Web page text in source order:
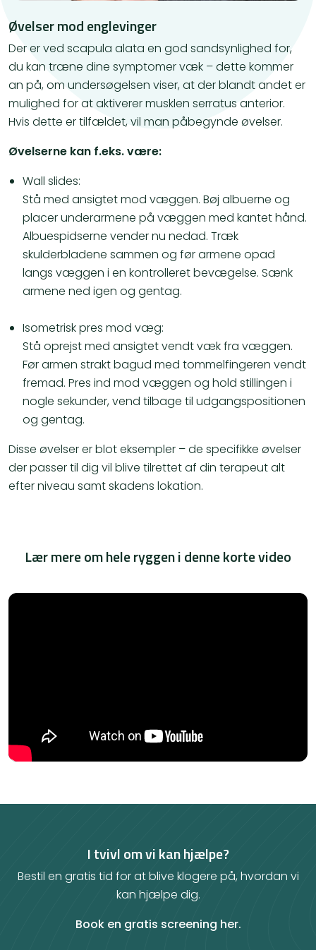
​Øvelser mod englevinger
Der er ved scapula alata en god sandsynlighed for,
du kan træne dine symptomer væk – dette kommer
an på, om undersøgelsen viser, at der blandt andet er
mulighed for at aktiverer musklen serratus anterior.
Hvis dette er tilfældet, vil man påbegynde øvelser.
Øvelserne kan f.eks. være:
Wall slides:
Stå med ansigtet mod væggen. Bøj albuerne og
placer underarmene på væggen med kantet hånd.
Albuespidserne vender nu nedad. Træk
skulderbladene sammen og før armene opad
langs væggen i en kontrolleret bevægelse. Sænk
armene ned igen og gentag.
Isometrisk pres mod væg:
Stå oprejst med ansigtet vendt væk fra væggen.
Før armen strakt bagud med tommelfingeren vendt
fremad. Pres ind mod væggen og hold stillingen i
nogle sekunder, vend tilbage til udgangspositionen
og gentag.
Disse øvelser er blot eksempler – de specifikke øvelser
der passer til dig vil blive tilrettet af din terapeut alt
efter niveau samt skadens lokation.
Lær mere om hele ryggen i denne korte video
I tvivl om vi kan hjælpe?
Bestil en gratis tid for at blive klogere på, hvordan vi
kan hjælpe dig.
Book en gratis screening her.